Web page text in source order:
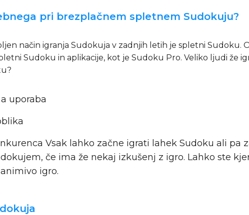
pri brezplačnem spletnem Sudokuju?
način igranja Sudokuja v zadnjih letih je spletni Sudoku.
Sudoku in aplikacije, kot je Sudoku Pro. Veliko ljudi že
uporaba
Vsak lahko začne igrati lahek Sudoku ali pa
če ima že nekaj izkušenj z igro. Lahko ste
igro.